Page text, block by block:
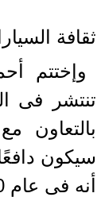
ثقافة
وإختتم
تنتشر فى
بالتعاون
أنه فى عام 2030 ستأتي النسبة لـ50 %.